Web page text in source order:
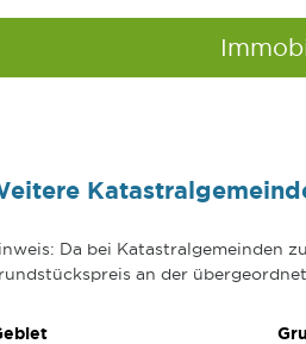
Da bei Katastralgemeinden
an der